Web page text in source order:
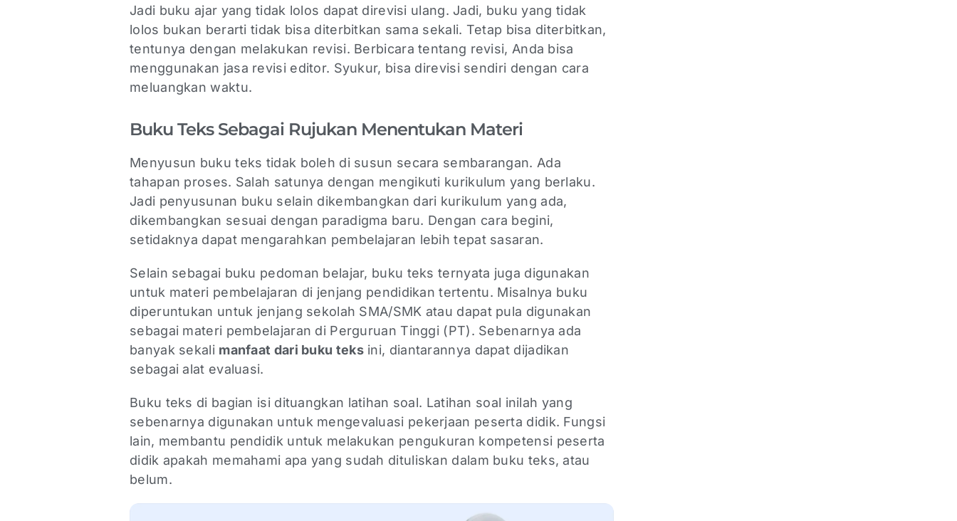
Jadi buku ajar yang tidak lolos dapat direvisi ulang. Jadi, buku yang tidak
lolos bukan berarti tidak bisa diterbitkan sama sekali. Tetap bisa diterbitkan,
tentunya dengan melakukan revisi. Berbicara tentang revisi, Anda bisa
menggunakan jasa revisi editor. Syukur, bisa direvisi sendiri dengan cara
meluangkan waktu.
Buku Teks Sebagai Rujukan Menentukan Materi
Menyusun buku teks tidak boleh di susun secara sembarangan. Ada
tahapan proses. Salah satunya dengan mengikuti kurikulum yang berlaku.
Jadi penyusunan buku selain dikembangkan dari kurikulum yang ada,
dikembangkan sesuai dengan paradigma baru. Dengan cara begini,
setidaknya dapat mengarahkan pembelajaran lebih tepat sasaran.
Selain sebagai buku pedoman belajar, buku teks ternyata juga digunakan
untuk materi pembelajaran di jenjang pendidikan tertentu. Misalnya buku
diperuntukan untuk jenjang sekolah SMA/SMK atau dapat pula digunakan
sebagai materi pembelajaran di Perguruan Tinggi (PT). Sebenarnya ada
banyak sekali manfaat dari buku teksini, diantarannya dapat dijadikan
sebagai alat evaluasi.
Buku teks di bagian isi dituangkan latihan soal. Latihan soal inilah yang
sebenarnya digunakan untuk mengevaluasi pekerjaan peserta didik. Fungsi
lain, membantu pendidik untuk melakukan pengukuran kompetensi peserta
didik apakah memahami apa yang sudah dituliskan dalam buku teks, atau
belum.